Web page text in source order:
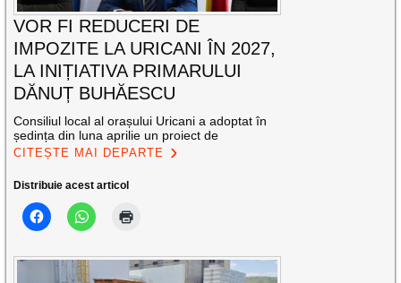
VOR FI REDUCERI DE
IMPOZITE LA URICANI ÎN 2027,
LA INIȚIATIVA PRIMARULUI
DĂNUȚ BUHĂESCU
Consiliul local al orașului Uricani a adoptat în
ședința din luna aprilie un proiect de
CITEȘTE MAI DEPARTE
Distribuie acest articol